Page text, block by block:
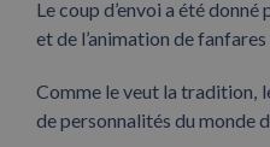
Le coup d’envoi a été
et de l’animation de
Comme le veut la tradition,
de personnalités du monde